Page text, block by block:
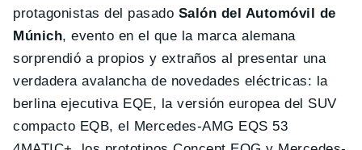
protagonistas del pasado Salón del Automóvil de
Múnich, evento en el que la marca alemana
sorprendió a propios y extraños al presentar una
verdadera avalancha de novedades eléctricas: la
berlina ejecutiva EQE, la versión europea del SUV
compacto EQB, el Mercedes-AMG EQS 53